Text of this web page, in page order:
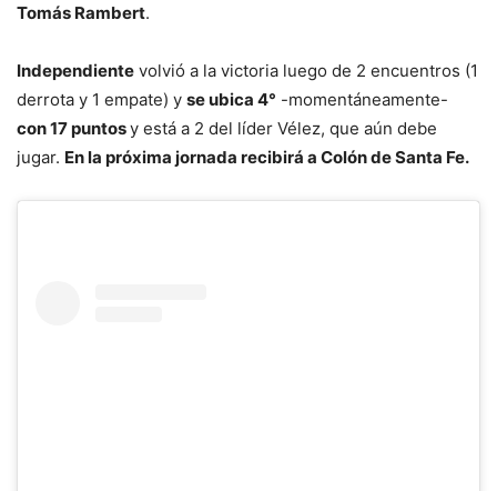
Tomás Rambert.
Independiente volvió a la victoria luego de 2 encuentros (1
derrota y 1 empate) y se ubica 4° -momentáneamente-
con 17 puntosy está a 2 del líder Vélez, que aún debe
jugar. En la próxima jornada recibirá a Colón de Santa Fe.